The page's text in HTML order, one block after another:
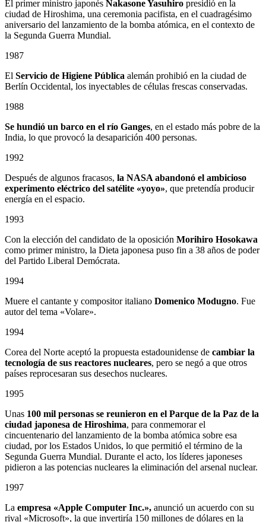
El primer ministro japonés Nakasone Yasuhiro presidió en la
ciudad de Hiroshima, una ceremonia pacifista, en el cuadragésimo
aniversario del lanzamiento de la bomba atómica, en el contexto de
la Segunda Guerra Mundial.
1987
El Servicio de Higiene Pública alemán prohibió en la ciudad de
Berlín Occidental, los inyectables de células frescas conservadas.
1988
Se hundió un barco en el río Ganges, en el estado más pobre de la
India, lo que provocó la desaparición 400 personas.
1992
Después de algunos fracasos, la NASA abandonó el ambicioso
experimento eléctrico del satélite «yoyo», que pretendía producir
energía en el espacio.
1993
Con la elección del candidato de la oposición Morihiro Hosokawa
como primer ministro, la Dieta japonesa puso fin a 38 años de poder
del Partido Liberal Demócrata.
1994
Muere el cantante y compositor italiano Domenico Modugno. Fue
autor del tema «Volare».
1994
Corea del Norte aceptó la propuesta estadounidense de cambiar la
tecnología de sus reactores nucleares, pero se negó a que otros
países reprocesaran sus desechos nucleares.
1995
Unas 100 mil personas se reunieron en el Parque de la Paz de la
ciudad japonesa de Hiroshima, para conmemorar el
cincuentenario del lanzamiento de la bomba atómica sobre esa
ciudad, por los Estados Unidos, lo que permitió el término de la
Segunda Guerra Mundial. Durante el acto, los líderes japoneses
pidieron a las potencias nucleares la eliminación del arsenal nuclear.
1997
La empresa «Apple Computer Inc.», anunció un acuerdo con su
rival «Microsoft», la que invertiría 150 millones de dólares en la